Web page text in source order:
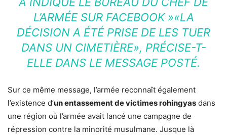
L’ARMÉE SUR FACEBOOK »«LA
DÉCISION A ÉTÉ PRISE DE LES TUER
DANS UN CIMETIÈRE», PRÉCISE-T-
ELLE DANS LE MESSAGE POSTÉ.
Sur ce même message, l’armée reconnaît également
l’existence d’un entassement de victimes rohingyas dans
une région où l’armée avait lancé une campagne de
répression contre la minorité musulmane. Jusque là